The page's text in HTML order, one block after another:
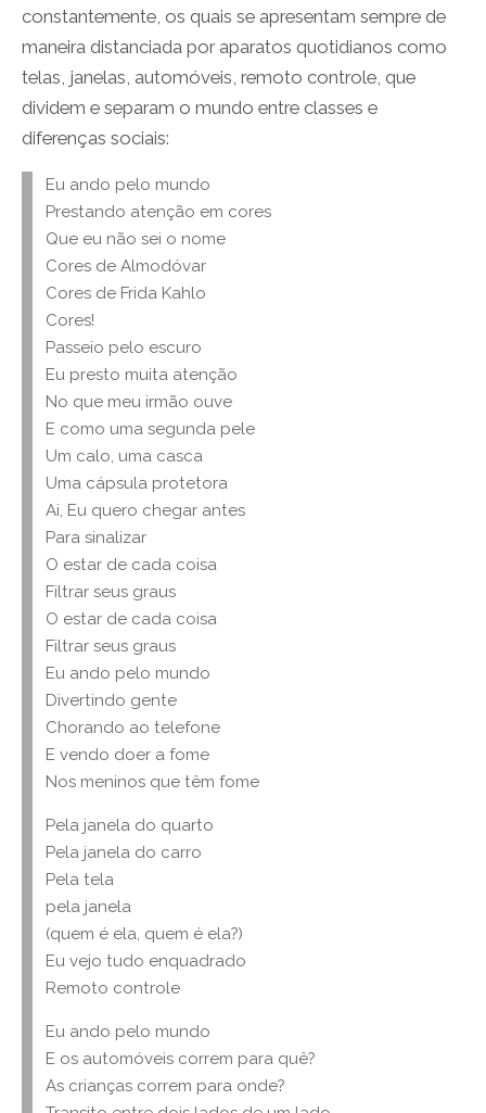
constantemente, os quais se apresentam sempre de
maneira distanciada por aparatos quotidianos como
telas, janelas, automóveis, remoto controle, que
dividem e separam o mundo entre classes e
diferenças sociais:
Eu ando pelo mundo
Prestando atenção em cores
Que eu não sei o nome
Cores de Almodóvar
Cores de Frida Kahlo
Cores!
Passeio pelo escuro
Eu presto muita atenção
No que meu irmão ouve
E como uma segunda pele
Um calo, uma casca
Uma cápsula protetora
Ai, Eu quero chegar antes
Para sinalizar
O estar de cada coisa
Filtrar seus graus
O estar de cada coisa
Filtrar seus graus
Eu ando pelo mundo
Divertindo gente
Chorando ao telefone
E vendo doer a fome
Nos meninos que têm fome
Pela janela do quarto
Pela janela do carro
Pela tela
pela janela
(quem é ela, quem é ela?)
Eu vejo tudo enquadrado
Remoto controle
Eu ando pelo mundo
E os automóveis correm para quê?
As crianças correm para onde?